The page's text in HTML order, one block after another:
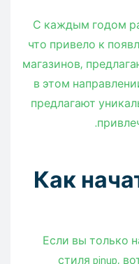
С каждым годом
что привело к
магазинов,
в этом
предлагают
Как
Если вы только